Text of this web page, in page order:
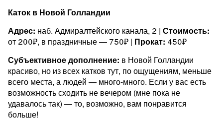
Каток в Новой Голландии
Адрес: наб. Адмиралтейского канала, 2 | Стоимость:
от 200₽, в праздничные — 750₽ | Прокат: 450₽
Субъективное дополнение: в Новой Голландии
красиво, но из всех катков тут, по ощущениям, меньше
всего места, а людей — много-много. Если у вас есть
возможность сходить не вечером (мне пока не
удавалось так) — то, возможно, вам понравится
больше!